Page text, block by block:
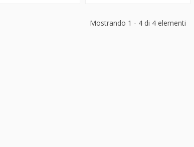
Mostrando 1 - 4 di 4 elementi